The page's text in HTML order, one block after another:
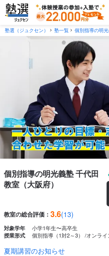
塾選（ジュクセン） 塾一覧 個別指導の明
個別指導の明光義塾 千代田
教室（大阪府）
教室の総合評価： 3.6(13)
対象学年 小学1年生〜高卒生
授業形式 個別指導（1対2～3） オンライ
夏期講習のお知らせ